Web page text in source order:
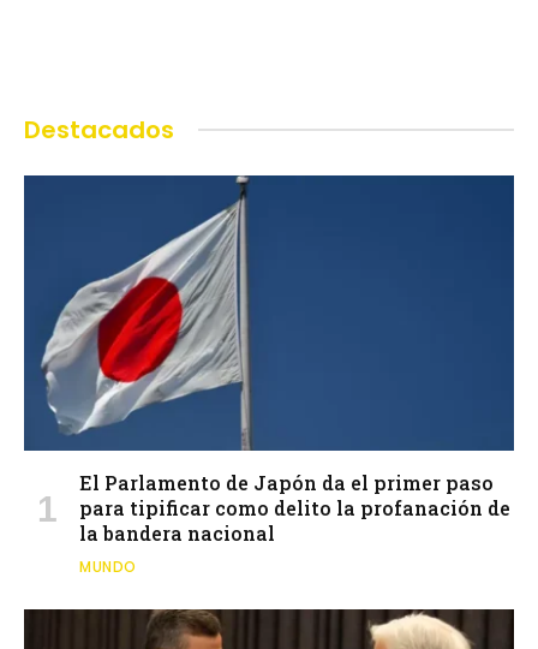
Destacados
El Parlamento de Japón da el primer paso
para tipificar como delito la profanación de
la bandera nacional
MUNDO